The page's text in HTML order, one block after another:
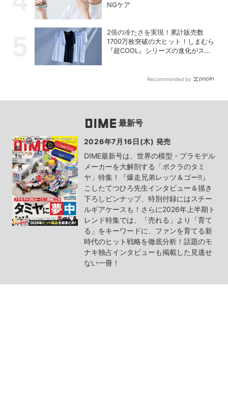
NGケア
2倍の冷たさを実現！累計販売数
1700万枚突破の大ヒット！しまむら
『超COOL』シリーズの進化がスゴ
Recommended by
最新号
2026年7月16日(木) 発売
DIME最新号は、世界の模型・プラモデル
メーカーを大解剖する「ボクラのタミ
ヤ」特集！『爆走兄弟レッツ＆ゴー!!』
こしたてつひろ先生インタビュー＆描き
下ろしピンナップ、特別付録にはスチー
ルギアケースも！さらに2026年上半期ト
レンド特集では、「売れる」より「育て
る」をキーワードに、ファンを育てる新
時代のヒット戦略を徹底分析！話題のモ
ナキ独占インタビューも掲載した見逃せ
ない一冊！